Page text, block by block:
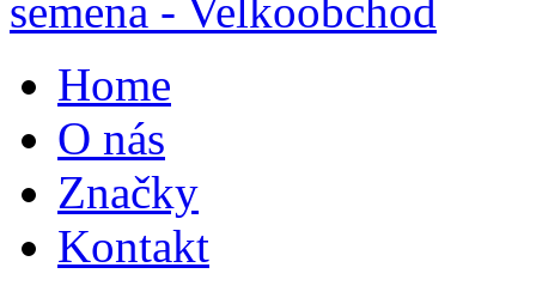
Home
O nás
Značky
Kontakt